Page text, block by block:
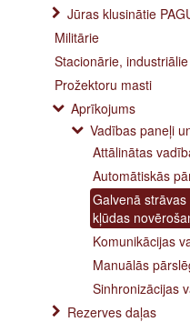
Jūras klusinātie
Militārie
Stacionārie, industriālie
Prožektoru masti
Aprīkojums
Vadības paneļi
Attālinātas
Automātiskās
Galvenā
kļūdas
Komunikācijas
Manuālās
Sinhronizācijas
Rezerves daļas